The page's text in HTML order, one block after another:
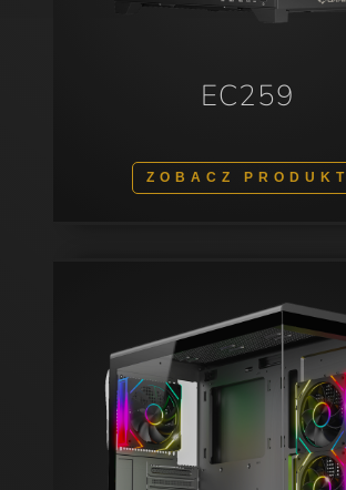
EC259
ZOBACZ PRODUKT